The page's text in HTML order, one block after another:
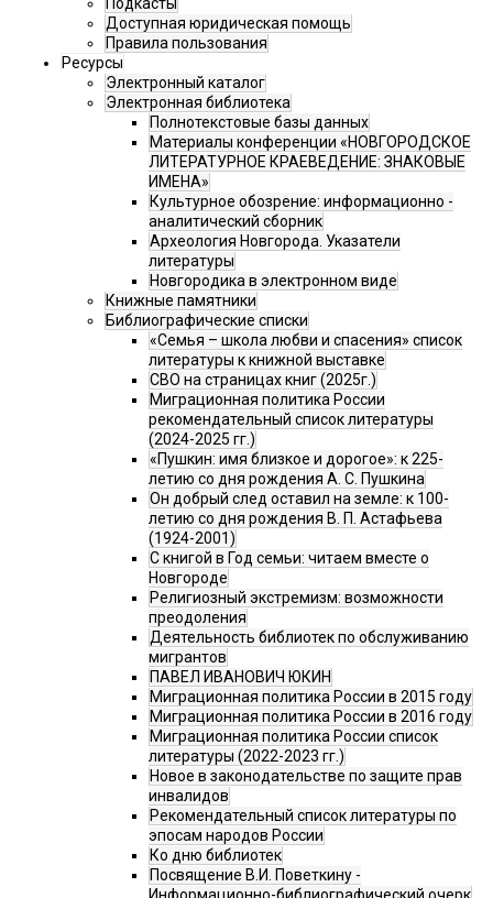
Подкасты
Доступная юридическая помощь
Правила пользования
Ресурсы
Электронный каталог
Электронная библиотека
Полнотекстовые базы данных
Материалы конференции «НОВГОРОДСКОЕ
ЛИТЕРАТУРНОЕ КРАЕВЕДЕНИЕ: ЗНАКОВЫЕ
ИМЕНА»
Культурное обозрение: информационно -
аналитический сборник
Археология Новгорода. Указатели
литературы
Новгородика в электронном виде
Книжные памятники
Библиографические списки
«Семья – школа любви и спасения» список
литературы к книжной выставке
СВО на страницах книг (2025г.)
Миграционная политика России
рекомендательный список литературы
(2024-2025 гг.)
«Пушкин: имя близкое и дорогое»: к 225-
летию со дня рождения А. С. Пушкина
Он добрый след оставил на земле: к 100-
летию со дня рождения В. П. Астафьева
(1924-2001)
С книгой в Год семьи: читаем вместе о
Новгороде
Религиозный экстремизм: возможности
преодоления
Деятельность библиотек по обслуживанию
мигрантов
ПАВЕЛ ИВАНОВИЧ ЮКИН
Миграционная политика России в 2015 году
Миграционная политика России в 2016 году
Миграционная политика России список
литературы (2022-2023 гг.)
Новое в законодательстве по защите прав
инвалидов
Рекомендательный список литературы по
эпосам народов России
Ко дню библиотек
Посвящение В.И. Поветкину -